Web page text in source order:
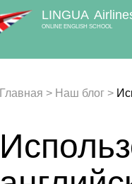
LINGUA
ONLINE ENGLISH SCHOOL
Главная > Наш блог >